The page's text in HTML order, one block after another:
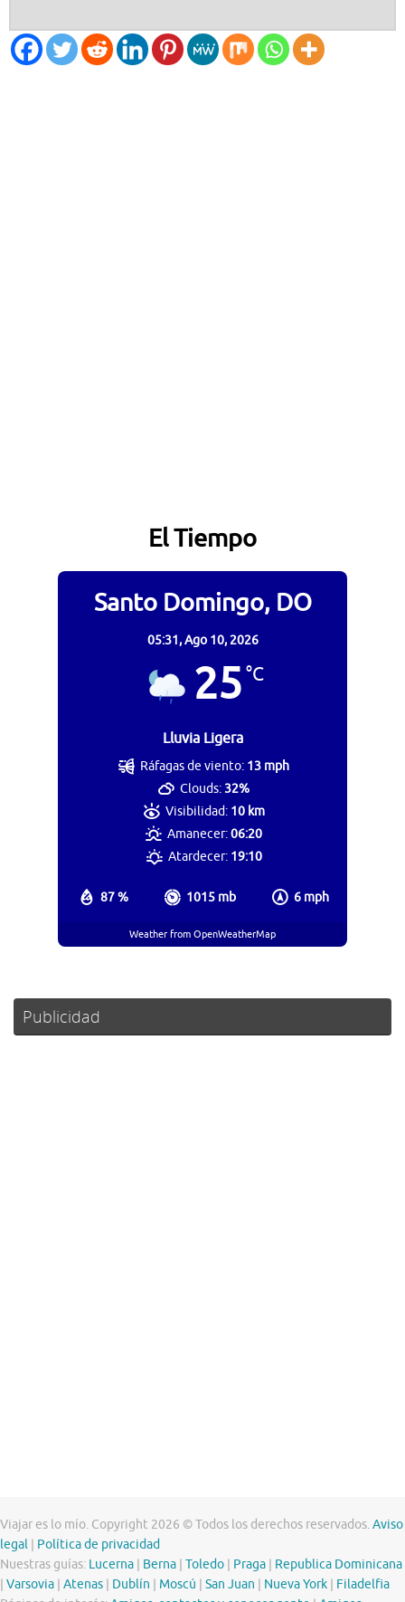
El Tiempo
Santo Domingo, DO
05:31,Ago 10, 2026
25°C
Lluvia Ligera
87 % 1015 mb 6 mph
Ráfagas de viento: 13 mph
Clouds:32%
Visibilidad: 10 km
Amanecer:06:20
Atardecer: 19:10
Weather from OpenWeatherMap
Publicidad
Viajar es lo mío. Copyright 2026 © Todos los derechos reservados.Aviso
legal
Política de privacidad
Nuestras guías: Lucerna Berna Toledo Praga
Republica Dominicana
Varsovia Atenas Dublín Moscú San Juan Nueva York
Filadelfia